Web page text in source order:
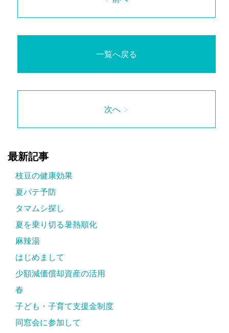
一覧へ戻る
次へ >
最新記事
枝豆の健康効果
夏バテ予防
タマムシ探し
夏を乗り切る暑熱順化
麻辣湯
はじめまして
少額減価償却資産の活用
春
子ども・子育て支援金制度
同窓会に参加して